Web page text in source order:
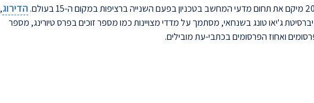
הדירוג,
ג'יאו טונג בשנחאי, מסתמך על מדדי מצויינות כמו מספר זוכים בפרס טיורינג, מספר
ואחוז הפרסומים בכתבי-עת מובילים.